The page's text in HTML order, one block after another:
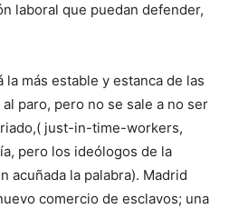
laboral que puedan defender,
la más estable y estanca de las
paro, pero no se sale a no ser
just-in-time-workers,
pero los ideólogos de la
acuñada la palabra). Madrid
comercio de esclavos; una